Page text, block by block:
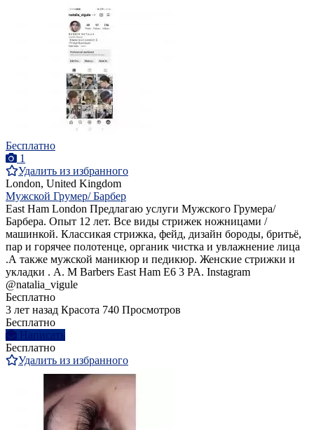
Бесплатно
1
Удалить из избранного
London, United Kingdom
Мужской Грумер/ Барбер
East Ham London Предлагаю услуги Мужского Грумера/
Барбера. Опыт 12 лет. Все виды стрижек ножницами /
машинкой. Классикая стрижка, фейд, дизайн бороды, бритьё,
пар и горячее полотенце, органик чистка и увлажнение лица
.А также мужской маникюр и педикюр. Женские стрижки и
укладки . A. M Barbers East Ham E6 3 PA. Instagram
@natalia_vigule
Бесплатно
3 лет назад Красота 740 Просмотров
Бесплатно
Написать
Бесплатно
Удалить из избранного